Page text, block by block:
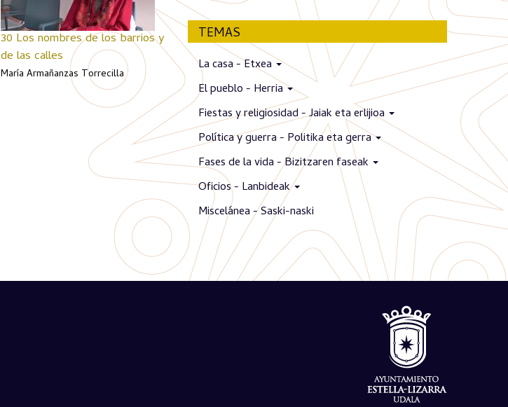
30 Los nombres de los barrios y
de las calles
María Armañanzas Torrecilla
TEMAS
La casa - Etxea
El pueblo - Herria
Fiestas y religiosidad - Jaiak eta erlijioa
Política y guerra - Politika eta gerra
Fases de la vida - Bizitzaren faseak
Oficios - Lanbideak
Miscelánea - Saski-naski